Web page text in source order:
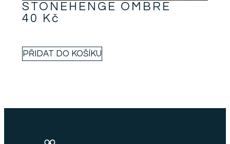
STONEHENGE OMBRE
40
Kč
PŘIDAT DO KOŠÍKU